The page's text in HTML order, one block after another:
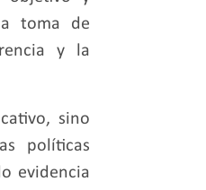
toma de
y la
sino
políticas
evidencia